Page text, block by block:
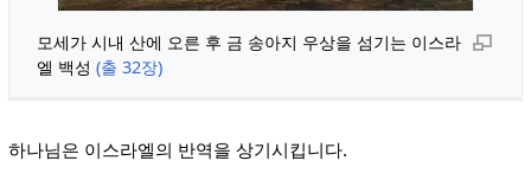
모세가 시내 산에 오른 후 금 송아지 우상을 섬기는 이스라
엘 백성 (출 32장)
하나님은 이스라엘의 반역을 상기시킵니다.